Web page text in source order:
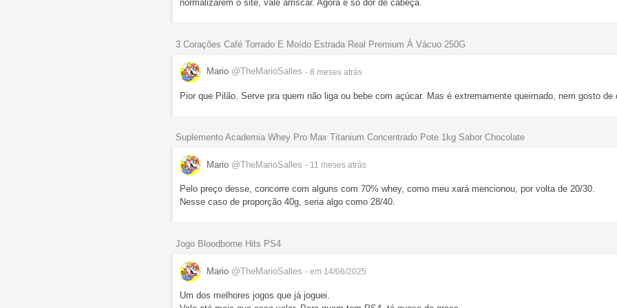
normalizarem o site, vale arriscar. Agora é só dor de cabeça.
3 Corações Café Torrado E Moído Estrada Real Premium À Vácuo 250G
Mario @TheMarioSalles - 8 meses atrás
Pior que Pilão. Serve pra quem não liga ou bebe com açúcar. Mas é extremamente queimado, nem gosto de
Suplemento Academia Whey Pro Max Titanium Concentrado Pote 1kg Sabor Chocolate
Mario @TheMarioSalles - 11 meses atrás
Pelo preço desse, concorre com alguns com 70% whey, como meu xará mencionou, por volta de 20/30.
Nesse caso de proporção 40g, seria algo como 28/40.
Jogo Bloodborne Hits PS4
Mario @TheMarioSalles - em 14/06/2025
Um dos melhores jogos que já joguei.